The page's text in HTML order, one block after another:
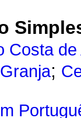
Costa de
;